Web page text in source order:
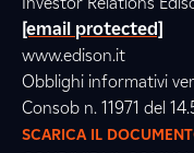
[email protected]
www.edison.it
Obblighi informativi
Consob n. 11971 del
SCARICA IL